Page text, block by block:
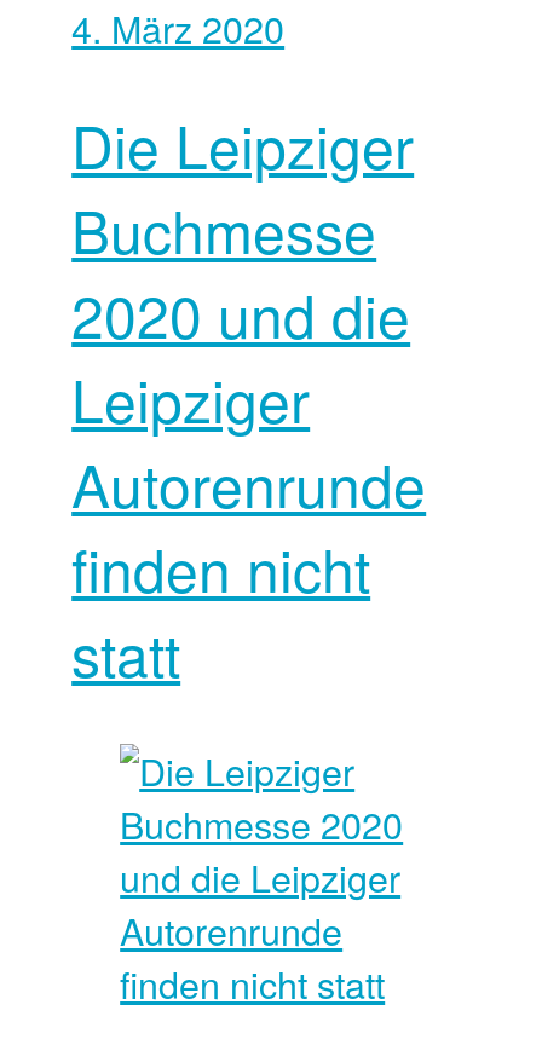
4. März 2020
Die Leipziger
Buchmesse
2020 und die
Leipziger
Autorenrunde
finden nicht
statt